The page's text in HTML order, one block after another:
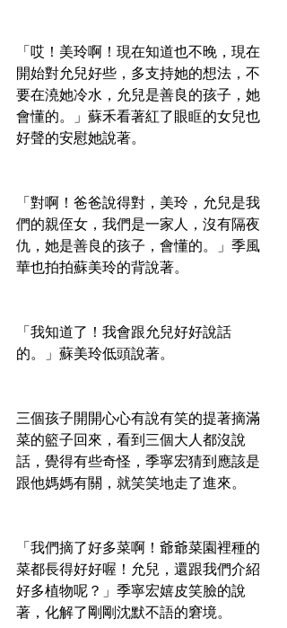
「哎！美玲啊！現在知道也不晚，現在
開始對允兒好些，多支持她的想法，不
要在澆她冷水，允兒是善良的孩子，她
會懂的。」蘇禾看著紅了眼眶的女兒也
好聲的安慰她說著。
「對啊！爸爸說得對，美玲，允兒是我
們的親侄女，我們是一家人，沒有隔夜
仇，她是善良的孩子，會懂的。」季風
華也拍拍蘇美玲的背說著。
「我知道了！我會跟允兒好好說話
的。」蘇美玲低頭說著。
三個孩子開開心心有說有笑的提著摘滿
菜的籃子回來，看到三個大人都沒說
話，覺得有些奇怪，季寧宏猜到應該是
跟他媽媽有關，就笑笑地走了進來。
「我們摘了好多菜啊！爺爺菜園裡種的
菜都長得好好喔！允兒，還跟我們介紹
好多植物呢？」季寧宏嬉皮笑臉的說
著，化解了剛剛沈默不語的窘境。